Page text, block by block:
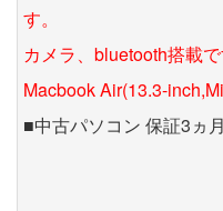
す。
カメラ、bluetooth搭載で
Macbook Air(13.3-
■中古パソコン 保証3ヵ